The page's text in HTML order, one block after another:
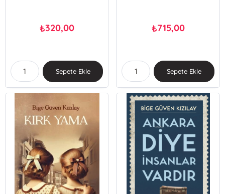
₺320,00
Sepete Ekle
₺715,00
Sepete Ekle